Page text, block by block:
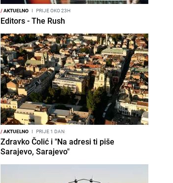
/AKTUELNO I PRIJE OKO 23H
Editors - The Rush
/AKTUELNO I PRIJE 1 DAN
Zdravko Čolić i "Na adresi ti piše
Sarajevo, Sarajevo"